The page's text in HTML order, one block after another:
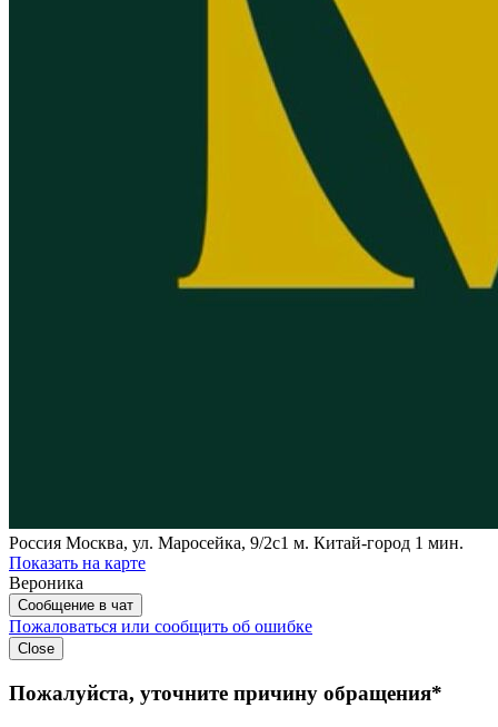
Россия Москва, ул. Маросейка, 9/2с1 м. Китай-город 1 мин.
Показать на карте
Вероника
Сообщение в чат
Пожаловаться или сообщить об ошибке
Close
Пожалуйста, уточните причину обращения*